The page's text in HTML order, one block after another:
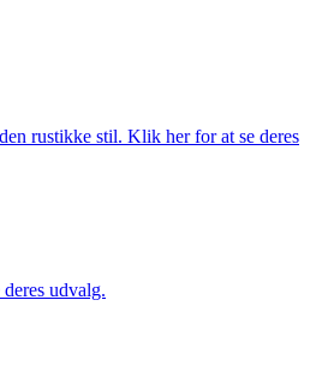
rustikke stil. Klik her for at se deres
udvalg.